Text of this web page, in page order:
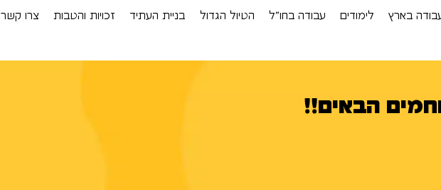
בארץ לימודים עבודה בחו”ל הטיול הגדול בניית העתיד זכויות והטבות צרו קשר
הבאים!!